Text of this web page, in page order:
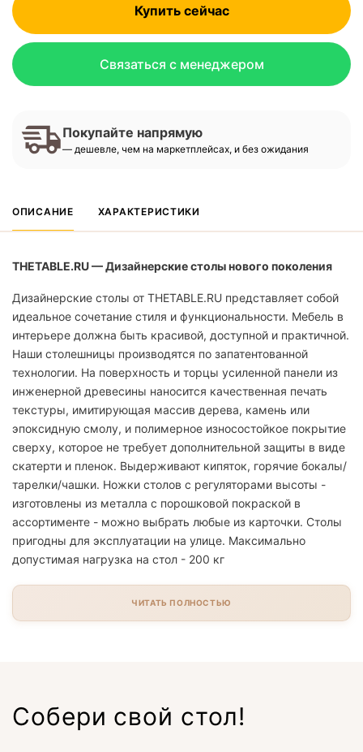
Купить сейчас
Связаться с менеджером
Покупайте напрямую
— дешевле, чем на маркетплейсах, и без ожидания
ОПИСАНИЕ ХАРАКТЕРИСТИКИ
THETABLE.RU — Дизайнерские столы нового поколения
Дизайнерские столы от THETABLE.RU представляет собой
идеальное сочетание стиля и функциональности. Мебель в
интерьере должна быть красивой, доступной и практичной.
Наши столешницы производятся по запатентованной
технологии. На поверхность и торцы усиленной панели из
инженерной древесины наносится качественная печать
текстуры, имитирующая массив дерева, камень или
эпоксидную смолу, и полимерное износостойкое покрытие
сверху, которое не требует дополнительной защиты в виде
скатерти и пленок. Выдерживают кипяток, горячие бокалы/
тарелки/чашки. Ножки столов с регуляторами высоты -
изготовлены из металла с порошковой покраской в
ассортименте - можно выбрать любые из карточки. Столы
пригодны для эксплуатации на улице. Максимально
допустимая нагрузка на стол - 200 кг
ЧИТАТЬ ПОЛНОСТЬЮ
Собери свой стол!